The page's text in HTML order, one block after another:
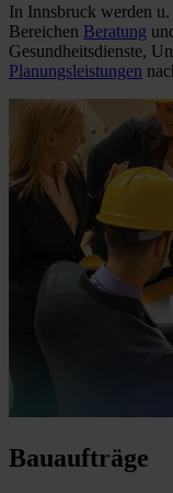
In Innsbruck werden
Bereichen Beratung
Gesundheitsdienste,
Planungsleistungen
Bauaufträge